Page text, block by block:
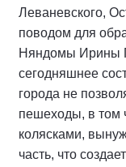
Леваневского,
поводом для
Няндомы Ирины
сегодняшнее
города не
пешеходы, в том
колясками,
часть, что